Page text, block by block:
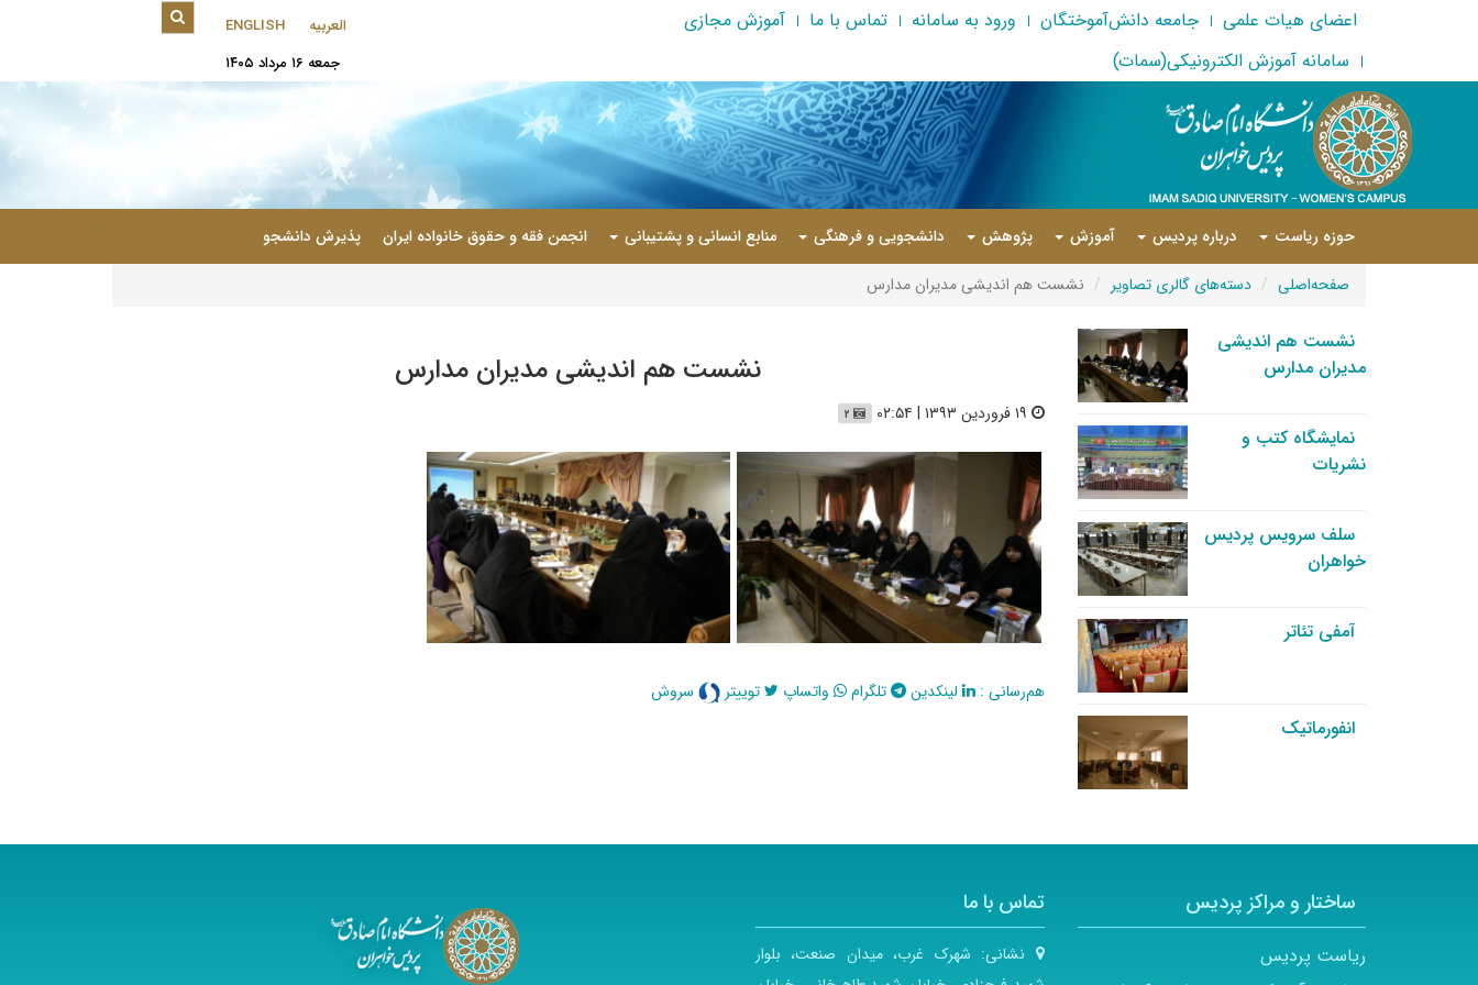
اعضای هیات علمی جامعه دانش‌آموختگان ورود به سامانه تماس با ما
آموزش مجازی
سامانه آموزش الکترونیکی(سمات)
العربیه
ENGLISH
جمعه ۱۶ مرداد ۱۴۰۵
حوزه ریاست درباره پردیس آموزش پژوهش دانشجویی و فرهنگی منابع انسانی و پشتیبانی انجمن فقه و حقوق خانواده ایران پذیرش دانشجو
صفحه‌اصلی دسته‌های گالری تصاویر نشست هم اندیشی مدیران مدارس
نشست هم اندیشی مدیران مدارس
هم‌رسانی : لینکدین تلگرام واتساپ توییتر سروش
نشست هم اندیشی
مدیران مدارس
نمایشگاه کتب و
نشریات
سلف سرویس پردیس
خواهران
آمفی تئاتر
انفورماتیک
ساختار و مراکز پردیس
ریاست پردیس
تماس با ما
نشانی: شهرک غرب، میدان صنعت، بلوار